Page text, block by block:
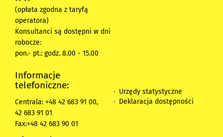
(opłata zgodna z taryfą
operatora)
Konsultanci są dostępni w dni
robocze:
pon.- pt.: godz. 8.00 - 15.00
Informacje
telefoniczne:
Centrala: +48 42 683 91 00,
42 683 91 01
Fax:+48 42 683 90 01
Urzędy statystyczne
Deklaracja dostępności